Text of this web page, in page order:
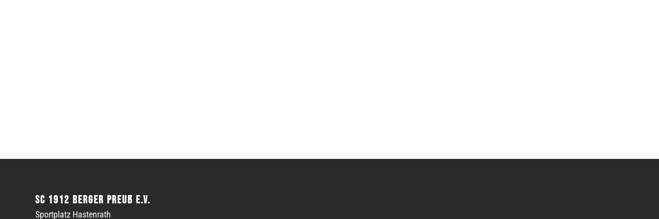
SC 1912 Berger Preuß e.V.
Sportplatz Hastenrath